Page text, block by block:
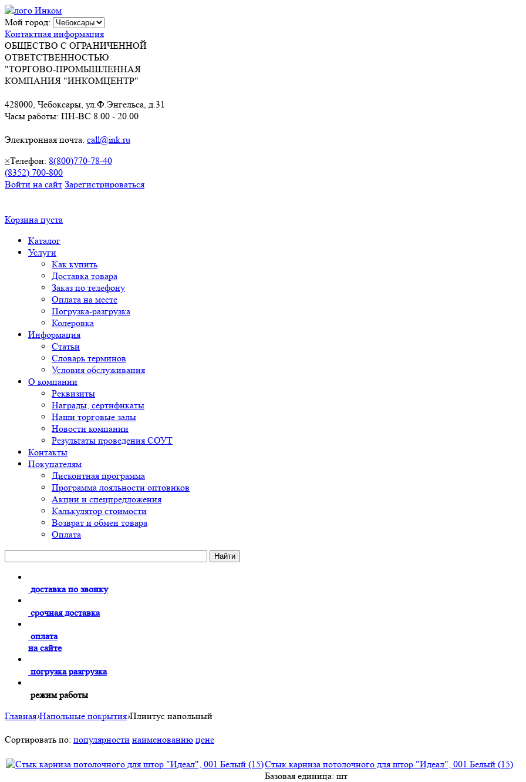
Мой город:
Контактная информация
ОБЩЕСТВО С ОГРАНИЧЕННОЙ
ОТВЕТСТВЕННОСТЬЮ
"ТОРГОВО-ПРОМЫШЛЕННАЯ
КОМПАНИЯ "ИНКОМЦЕНТР"
428000, Чебоксары, ул.Ф.Энгельса, д.31
Часы работы: ПН-ВС 8.00 - 20.00
Электронная почта: call@ink.ru
×Телефон: 8(800)770-78-40
(8352) 700-800
Войти на сайт Зарегистрироваться
Корзина пуста
Каталог
Услуги
Как купить
Доставка товара
Заказ по телефону
Оплата на месте
Погрузка-разгрузка
Колеровка
Информация
Статьи
Словарь терминов
Условия обслуживания
О компании
Реквизиты
Награды, сертификаты
Наши торговые залы
Новости компании
Результаты проведения СОУТ
Контакты
Покупателям
Дисконтная программа
Программа лояльности оптовиков
Акции и спецпредложения
Калькулятор стоимости
Возврат и обмен товара
Оплата
доставка по звонку
срочная доставка
оплата
на сайте
погрузка разгрузка
режим работы
Главная›Напольные покрытия›Плинтус напольный
Сортировать по: популярности наименованию цене
Стык карниза потолочного для штор "Идеал", 001 Белый (15)
Базовая единица: шт